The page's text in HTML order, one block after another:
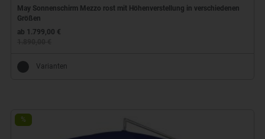
May Sonnenschirm Mezzo rost mit Höhenverstellung in verschiedenen
Größen
ab 1.799,00 €
Varianten
%